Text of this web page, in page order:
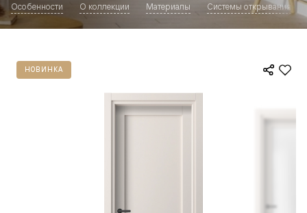
Особенности О коллекции Материалы Системы открывания
НОВИНКА